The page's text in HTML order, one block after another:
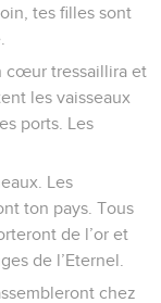
tes filles sont
cœur tressaillira et
les vaisseaux
ports. Les
Les
ton pays. Tous
de l’or et
de l’Eternel.
chez